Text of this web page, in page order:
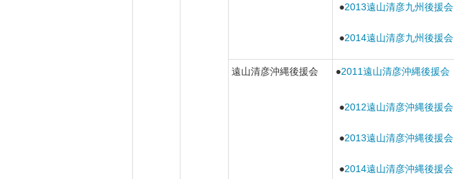
●2013遠山清彦九州後援会
●2014遠山清彦九州後援会
遠山清彦沖縄後援会 ●2011遠山清彦沖縄後援会
●2012遠山清彦沖縄後援会
●2013遠山清彦沖縄後援会
●2014遠山清彦沖縄後援会